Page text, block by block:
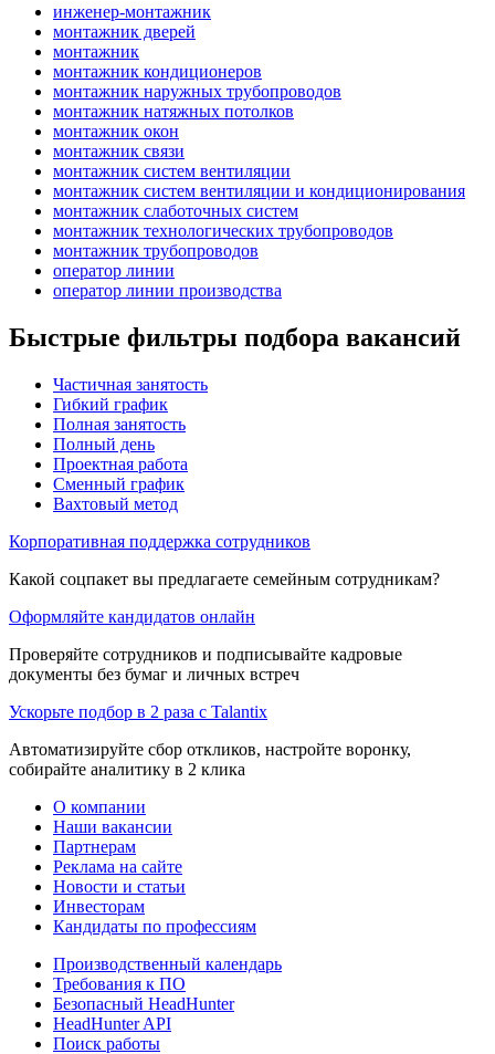
инженер-монтажник
монтажник дверей
монтажник
монтажник кондиционеров
монтажник наружных трубопроводов
монтажник натяжных потолков
монтажник окон
монтажник связи
монтажник систем вентиляции
монтажник систем вентиляции и кондиционирования
монтажник слаботочных систем
монтажник технологических трубопроводов
монтажник трубопроводов
оператор линии
оператор линии производства
Быстрые фильтры подбора вакансий
Частичная занятость
Гибкий график
Полная занятость
Полный день
Проектная работа
Сменный график
Вахтовый метод
Корпоративная поддержка сотрудников
Какой соцпакет вы предлагаете семейным сотрудникам?
Оформляйте кандидатов онлайн
Проверяйте сотрудников и подписывайте кадровые
документы без бумаг и личных встреч
Ускорьте подбор в 2 раза с Talantix
Автоматизируйте сбор откликов, настройте воронку,
собирайте аналитику в 2 клика
О компании
Наши вакансии
Партнерам
Реклама на сайте
Новости и статьи
Инвесторам
Кандидаты по профессиям
Производственный календарь
Требования к ПО
Безопасный HeadHunter
HeadHunter API
Поиск работы